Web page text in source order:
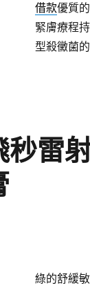
借款優質
緊膚療程
型殺黴菌
秒雷
綠的舒緩